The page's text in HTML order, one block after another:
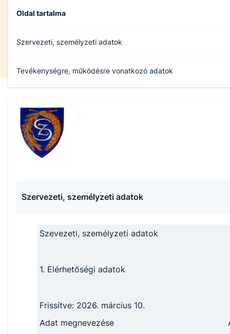
Oldal tartalma
Szervezeti, személyzeti adatok
Tevékenységre, működésre vonatkozó adatok
Archívum
Szervezeti, személyzeti adatok
Szevezeti, személyzeti adatok
1. Elérhetőségi adatok
Frissítve: 2026. március 10.
Adat megnevezése